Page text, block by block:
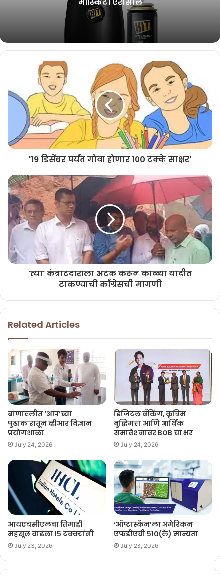
Related Articles
August 6, 2026
धोनी मलाबार गोल्ड अँड डायमंड्सचा ब्रँड
अॅम्बेसेडर
July 31, 2026
मॉस्किटो एरोसोल
'19 डिसेंबर पर्यंत गोवा होणार 100 टक्के साक्षर'
'त्या' कंत्राटदाराला अटक करून काळ्या यादीत
टाकण्याची काँग्रेसची मागणी
Related Articles
बाणावलीत ‘आप’च्या
पुढाकारातून व्हीआर विज्ञान
प्रयोगशाळा
July 24, 2026
डिजिटल बँकिंग, कृत्रिम
बुद्धिमत्ता आणि आर्थिक
समावेशनावर BOB चा भर
July 24, 2026
आयएचसीएलचा तिमाही
महसूल वाढला १५ टक्क्यांनी
July 23, 2026
‘ऑप्ट्रास्कॅन’ला अमेरिकन
एफडीएची ५१०(के) मान्यता
July 23, 2026